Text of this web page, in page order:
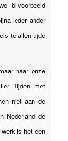
bijvoorbeeld
ieder ander
te allen tijde
naar onze
Tijden met
niet aan de
Nederland de
is het een